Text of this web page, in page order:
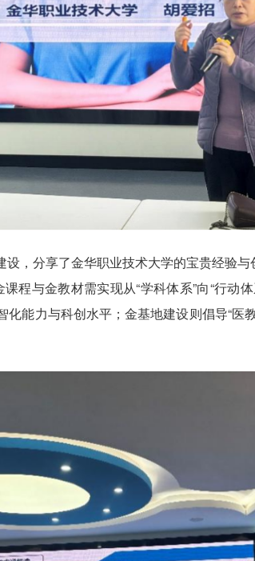
，分享了金华职业技术大学的宝贵经验
程与金教材需实现从“学科体系”向“行动
能力与科创水平；金基地建设则倡导“